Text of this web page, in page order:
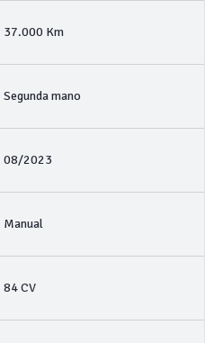
37.000 Km
Segunda mano
08/2023
Manual
84 CV